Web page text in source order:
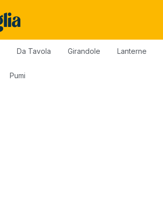
Da Tavola Girandole Lanterne
Pumi